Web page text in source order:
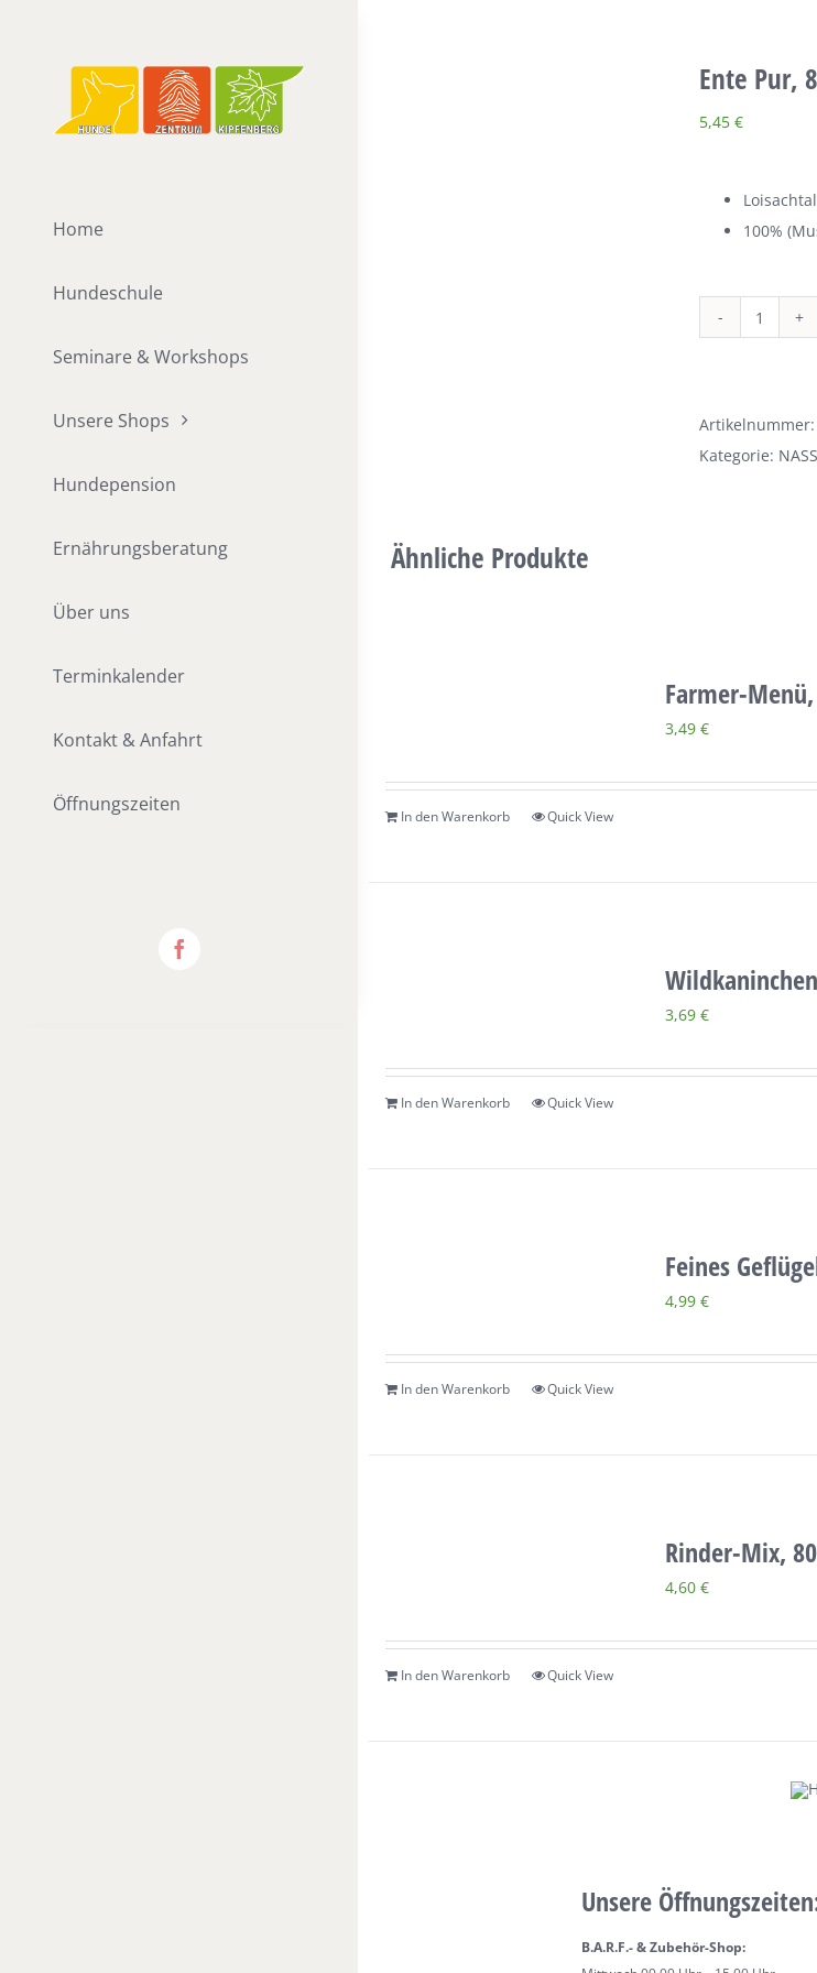
Home
Hundeschule
Seminare & Workshops
Unsere Shops
Hundepension
Ernährungsberatung
Über uns
Terminkalender
Kontakt & Anfahrt
Öffnungszeiten
Ente Pur,
5,45 €
100%
Ente
Menge
Artikelnummer:
Kategorie:
Ähnliche Produkte
Farmer-
3,49€
In den Warenkorb Quick View
3,69€
In den Warenkorb Quick View
Feines
4,99€
In den Warenkorb Quick View
Rinder-Mix,
4,60€
In den Warenkorb Quick View
Unsere
B.A.R.F.- & Zubehör-Shop: